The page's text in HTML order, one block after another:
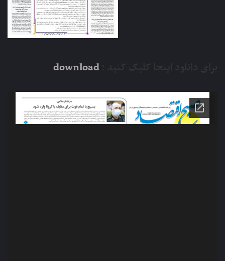
download